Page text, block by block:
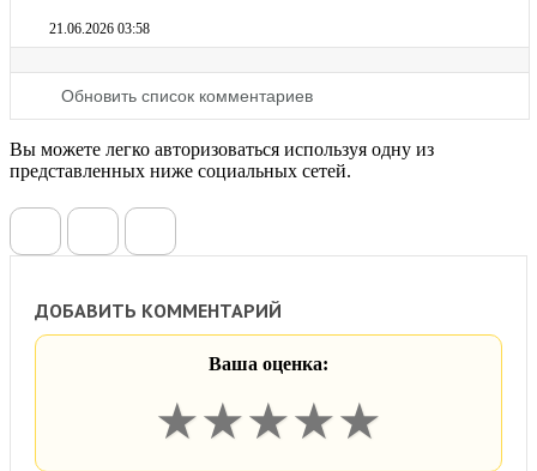
21.06.2026 03:58
Обновить список комментариев
Вы можете легко авторизоваться используя одну из
представленных ниже социальных сетей.
ДОБАВИТЬ КОММЕНТАРИЙ
Ваша оценка:
★★★★★